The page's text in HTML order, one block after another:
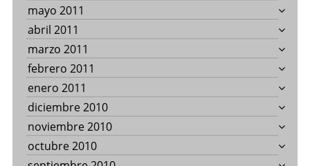
mayo 2011
abril 2011
marzo 2011
febrero 2011
enero 2011
diciembre 2010
noviembre 2010
octubre 2010